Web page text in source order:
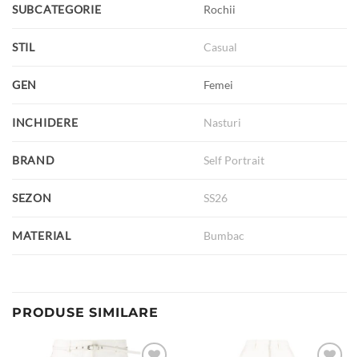
SUBCATEGORIE Rochii
STIL Casual
GEN Femei
INCHIDERE Nasturi
BRAND Self Portrait
SEZON SS26
MATERIAL Bumbac
PRODUSE SIMILARE